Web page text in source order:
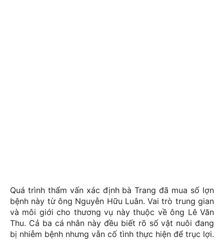
Quá trình thẩm vấn xác định bà Trang đã mua số lợn
bệnh này từ ông Nguyễn Hữu Luân. Vai trò trung gian
và môi giới cho thương vụ này thuộc về ông Lê Văn
Thu. Cả ba cá nhân này đều biết rõ số vật nuôi đang
bị nhiễm bệnh nhưng vẫn cố tình thực hiện để trục lợi.